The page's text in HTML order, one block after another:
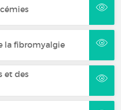
la fibromyalgie
et des